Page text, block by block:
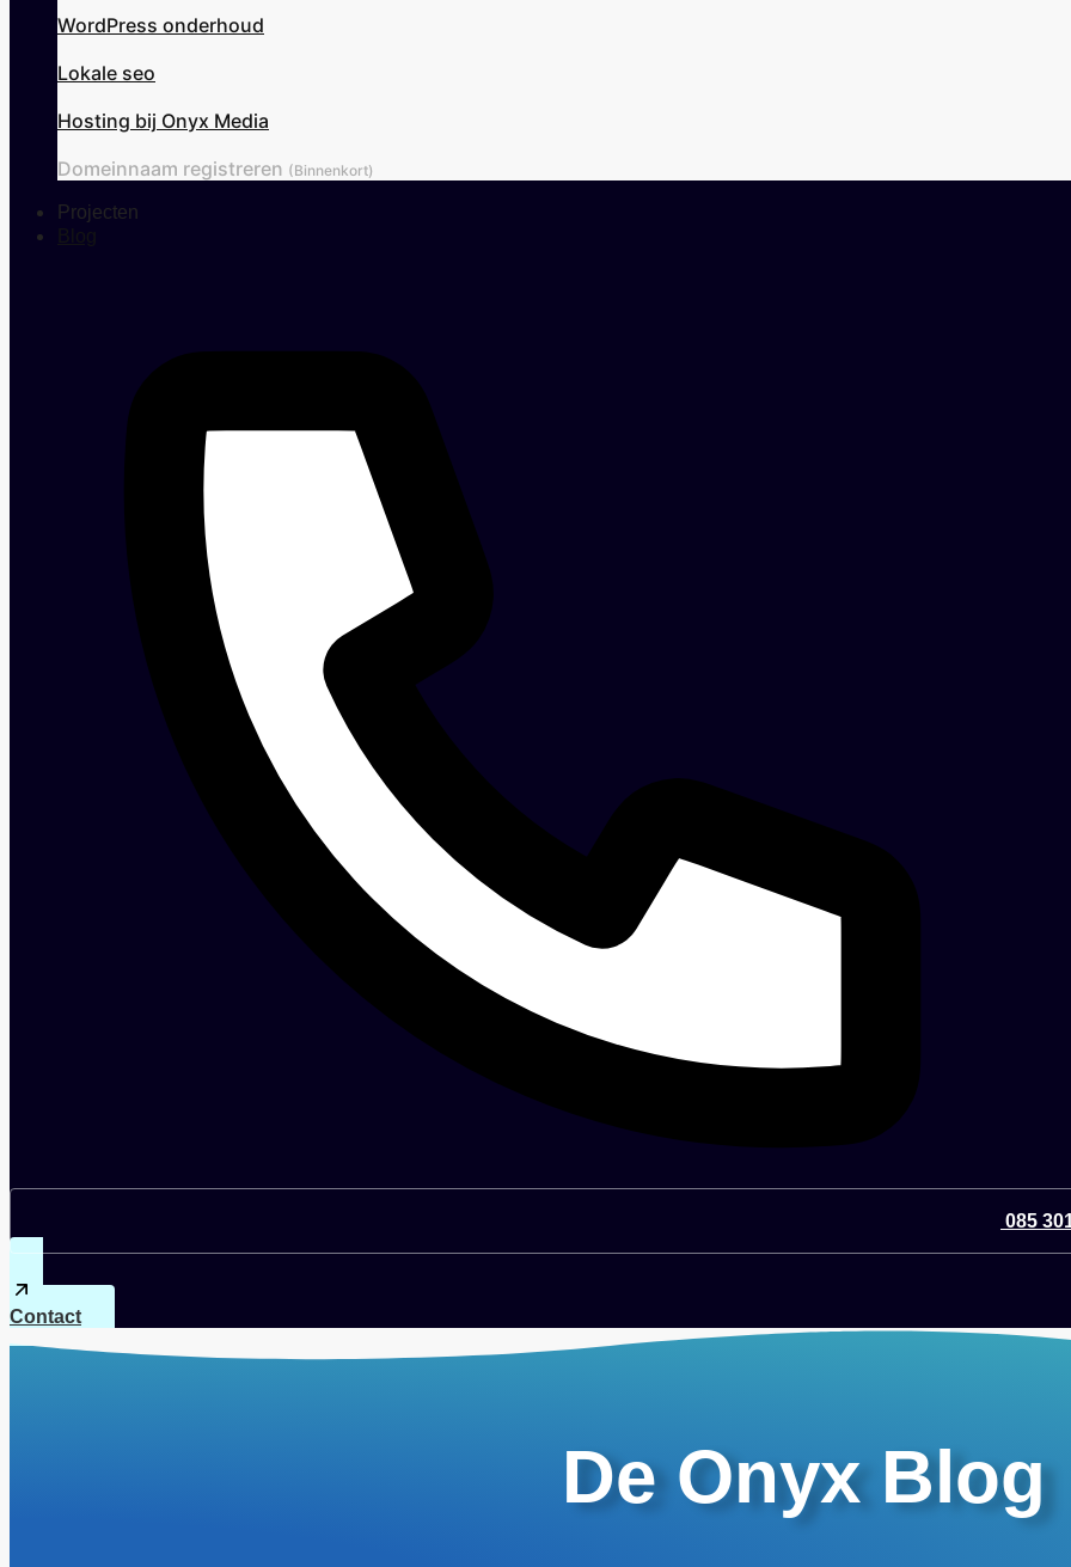
WordPress onderhoud
Lokale seo
Hosting bij Onyx Media
Domeinnaam registreren (Binnenkort)
Projecten
085
Contact
De Onyx Blog